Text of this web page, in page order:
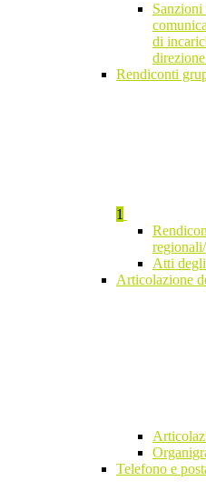
Sanzioni
di
Rendiconti
1
Atti
Articolazione
Telefono e